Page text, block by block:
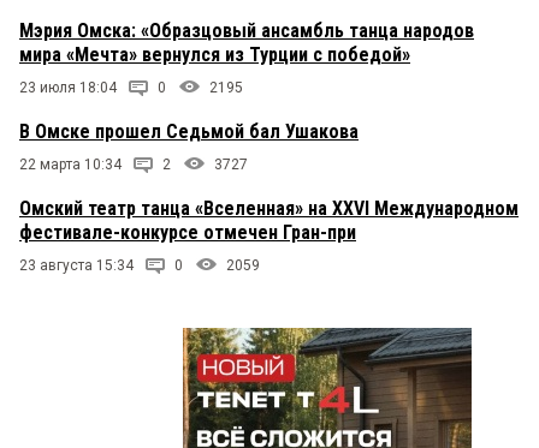
Мэрия Омска: «Образцовый ансамбль танца народов
мира «Мечта» вернулся из Турции с победой»
23 июля 18:04 0 2195
В Омске прошел Седьмой бал Ушакова
22 марта 10:34 2 3727
Омский театр танца «Вселенная» на XXVI Международном
фестивале-конкурсе отмечен Гран-при
23 августа 15:34 0 2059